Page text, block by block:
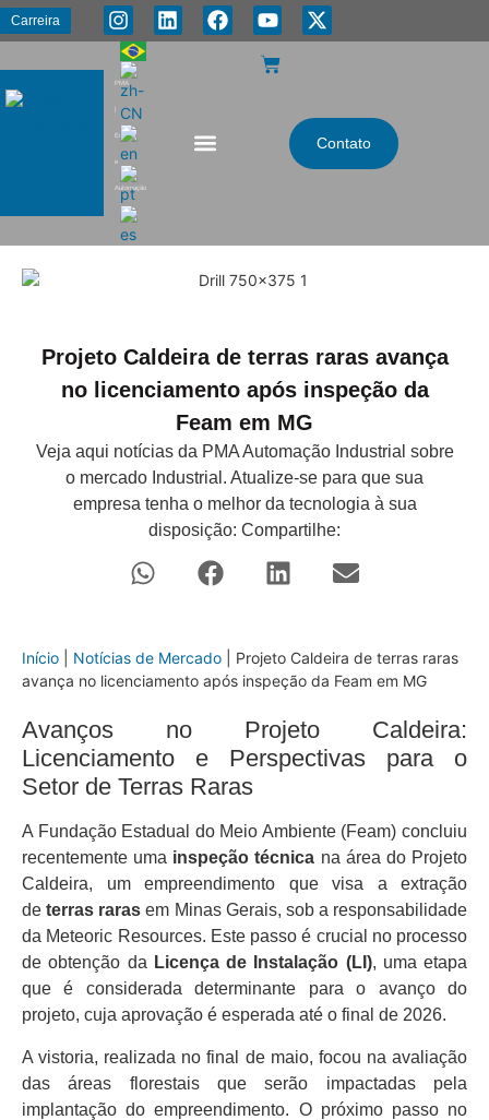
Carreira
PMA
Energia
e
Automação
Contato
Projeto Caldeira de terras raras avança
no licenciamento após inspeção da
Feam em MG
Veja aqui notícias da PMA Automação Industrial sobre
o mercado Industrial. Atualize-se para que sua
empresa tenha o melhor da tecnologia à sua
disposição: Compartilhe:
Início Notícias de Mercado
Projeto Caldeira de terras raras
avança no licenciamento após inspeção da Feam em MG
Avanços no Projeto Caldeira:
Licenciamento e Perspectivas para o
Setor de Terras Raras
A Fundação Estadual do Meio Ambiente (Feam) concluiu
recentemente uma inspeção técnica na área do Projeto
Caldeira, um empreendimento que visa a extração
deterras raras em Minas Gerais, sob a responsabilidade
da Meteoric Resources. Este passo é crucial no processo
de obtenção da Licença de Instalação (LI), uma etapa
que é considerada determinante para o avanço do
projeto, cuja aprovação é esperada até o final de 2026.
A vistoria, realizada no final de maio, focou na avaliação
das áreas florestais que serão impactadas pela
implantação do empreendimento. O próximo passo no